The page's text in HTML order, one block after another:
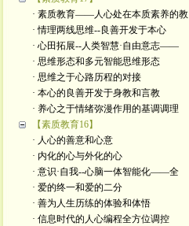
· 素质教育——人心处在本质素养的教
· 情理两线思维--良善开发于本心
· 心田拓展--人类智慧·自由意志——
· 思维形态和多元智能思维形态
· 思维之于心路历程的对接
· 本心的良善开发于身教和言教
· 养心之于情绪弥漫作用的基调调理
【素质教育16】
· 人心的善意和心意
· 内化的心与外化的心 ​
· 意识·自我--心脑一体智能化——全
· 爱的终一和爱的二分
· 善为人生历练的体验和体悟
· 信息时代的人心编程全方位调控